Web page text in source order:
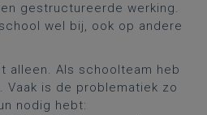
gestructureerde werking.
wel bij, ook op andere
alleen. Als schoolteam heb
Vaak is de problematiek zo
nodig hebt: